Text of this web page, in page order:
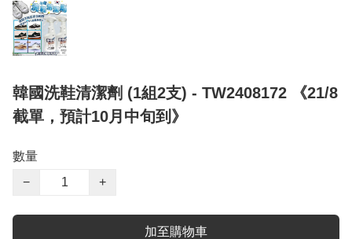
韓國洗鞋清潔劑 (1組2支) - TW2408172 《21/8
截單，預計10月中旬到》
數量
−
+
加至購物車